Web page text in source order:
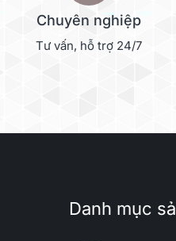
Chuyên nghiệp
Tư vấn, hỗ trợ 24/7
Danh mục